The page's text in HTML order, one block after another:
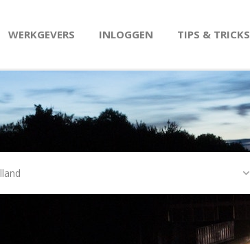
WERKGEVERS INLOGGEN TIPS & TRICKS